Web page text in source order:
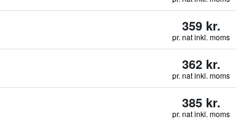
359 kr.
pr. nat inkl. moms
362 kr.
pr. nat inkl. moms
385 kr.
pr. nat inkl. moms